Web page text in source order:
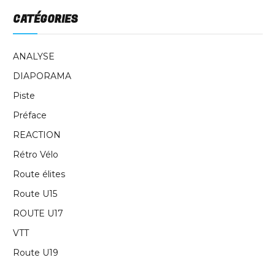
CATÉGORIES
ANALYSE
DIAPORAMA
Piste
Préface
REACTION
Rétro Vélo
Route élites
Route U15
ROUTE U17
VTT
Route U19